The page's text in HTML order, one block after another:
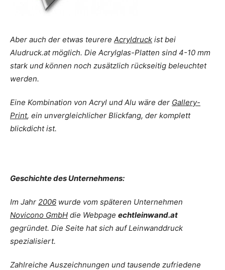
Aber auch der etwas teurere Acryldruck ist bei
Aludruck.at möglich. Die Acrylglas-Platten sind 4-10 mm
stark und können noch zusätzlich rückseitig beleuchtet
werden.
Eine Kombination von Acryl und Alu wäre der Gallery-
Print, ein unvergleichlicher Blickfang, der komplett
blickdicht ist.
Geschichte des Unternehmens:
Im Jahr 2006 wurde vom späteren Unternehmen
Novicono GmbH die Webpage echtleinwand.at
gegründet. Die Seite hat sich auf Leinwanddruck
spezialisiert.
Zahlreiche Auszeichnungen und tausende zufriedene